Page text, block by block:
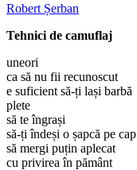
Robert Șerban
Tehnici de camuflaj
uneori
ca să nu fii recunoscut
e suficient să-ți lași barbă
plete
să te îngrași
să-ți îndeși o șapcă pe cap
să mergi puțin aplecat
cu privirea în pământ